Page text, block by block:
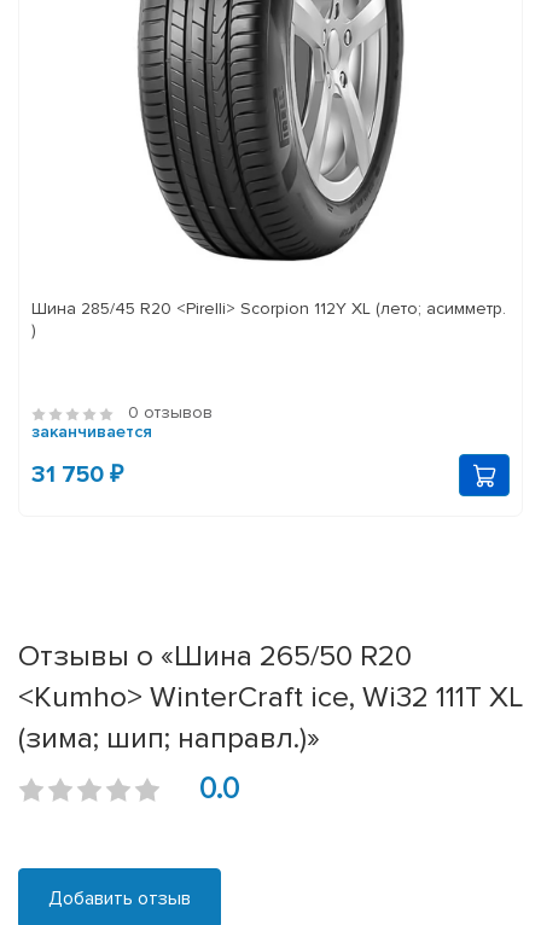
Шина 285/45 R20 <Pirelli> Scorpion 112Y XL (лето; асимметр.
)
0 отзывов
заканчивается
31 750 ₽
Отзывы о «Шина 265/50 R20
<Kumho> WinterCraft ice, Wi32 111T XL
(зима; шип; направл.)»
0.0
Добавить отзыв